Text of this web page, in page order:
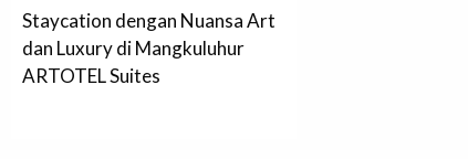
Staycation dengan Nuansa Art
dan Luxury di Mangkuluhur
ARTOTEL Suites